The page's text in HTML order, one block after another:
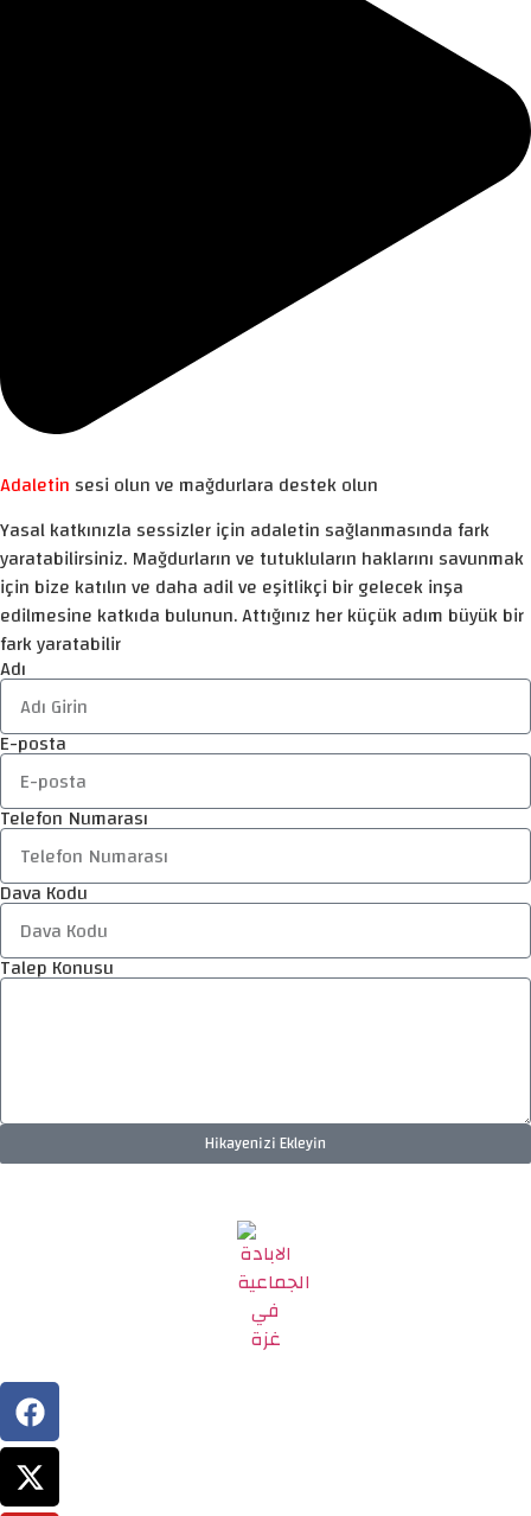
Adaletin sesi olun ve mağdurlara destek olun
Yasal katkınızla sessizler için adaletin sağlanmasında fark
yaratabilirsiniz. Mağdurların ve tutukluların haklarını savunmak
için bize katılın ve daha adil ve eşitlikçi bir gelecek inşa
edilmesine katkıda bulunun. Attığınız her küçük adım büyük bir
fark yaratabilir
Adı
E-posta
Telefon Numarası
Dava Kodu
Talep Konusu
Hikayenizi Ekleyin